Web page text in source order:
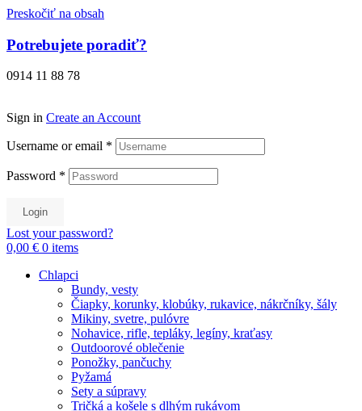
Preskočiť na obsah
Potrebujete poradiť?
0914 11 88 78
Sign in Create an Account
Username or email *
Password *
Login
Lost your password?
0,00 € 0 items
Chlapci
Bundy, vesty
Čiapky, korunky, klobúky, rukavice, nákrčníky, šály
Mikiny, svetre, pulóvre
Nohavice, rifle, tepláky, legíny, kraťasy
Outdoorové oblečenie
Ponožky, pančuchy
Pyžamá
Sety a súpravy
Tričká a košele s dlhým rukávom